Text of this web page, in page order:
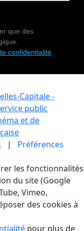
que des
confidentialité
Capitale -
public
et de
| Préférences
les fonctionnalités
du site (Google
Vimeo,
des cookies à
pour plus de